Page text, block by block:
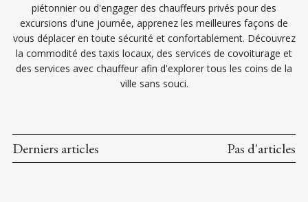
piétonnier ou d'engager des chauffeurs privés pour des
excursions d'une journée, apprenez les meilleures façons de
vous déplacer en toute sécurité et confortablement. Découvrez
la commodité des taxis locaux, des services de covoiturage et
des services avec chauffeur afin d'explorer tous les coins de la
ville sans souci.
Derniers articles Pas d'articles